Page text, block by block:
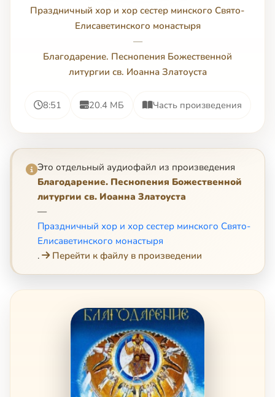
Праздничный хор и хор сестер минского Свято-
Елисаветинского монастыря
—
Благодарение. Песнопения Божественной
литургии св. Иоанна Златоуста
8:51 20.4 МБ Часть произведения
Это отдельный аудиофайл из произведения
Благодарение. Песнопения Божественной
литургии св. Иоанна Златоуста
—
Праздничный хор и хор сестер минского Свято-
Елисаветинского монастыря
.
Перейти к файлу в произведении